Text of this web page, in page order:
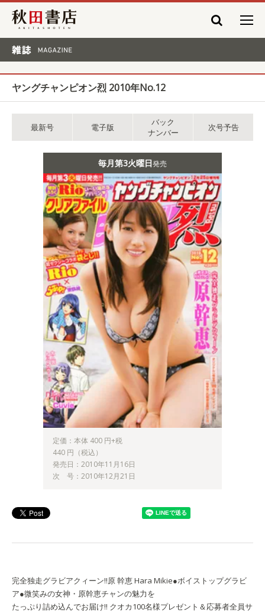
秋田書店
ヤングチャンピオン烈 2010年No.12
最新号 電子版
バック
ナンバー
次号予告
毎月第3火曜日発売
定価：本体 400 円+税
440 円（税込）
発売日：2010年11月16日
次 号：2010年12月21日
完全独走グラビアクィーン!!原 幹恵Hara Mikie●ボイストップグラビ
ア●微笑みの女神・原幹恵チャンの魅力を
たっぷり詰め込んでお届け!! クオカ100名様プレゼント＆応募者全員サ